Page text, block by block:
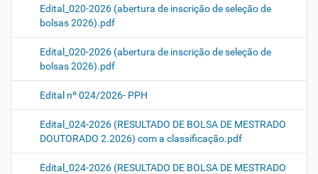
Edital_020-2026 (abertura de inscrição de seleção de
bolsas 2026).pdf
Edital_020-2026 (abertura de inscrição de seleção de
bolsas 2026).pdf
Edital nº 024/2026- PPH
Edital_024-2026 (RESULTADO DE BOLSA DE MESTRADO
DOUTORADO 2.2026) com a classificação.pdf
Edital_024-2026 (RESULTADO DE BOLSA DE MESTRADO